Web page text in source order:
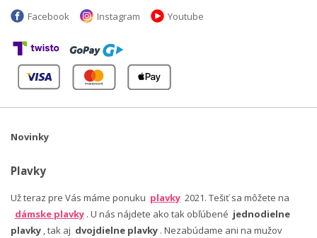
Facebook Instagram Youtube
Novinky
Plavky
Už teraz pre Vás máme ponuku plavky 2021. Tešiť sa môžete na
dámske plavky . U nás nájdete ako tak obľúbené jednodielne
plavky , tak aj dvojdielne plavky . Nezabúdame ani na mužov